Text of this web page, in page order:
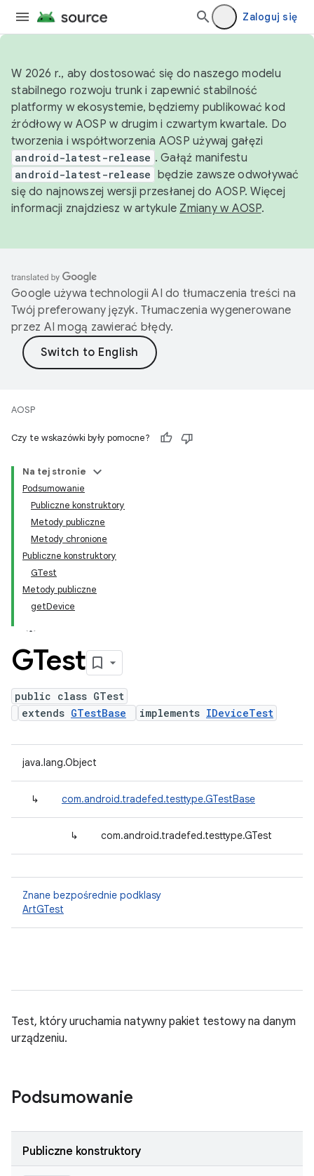
Zaloguj się
W 2026 r., aby dostosować się do naszego modelu
stabilnego rozwoju trunk i zapewnić stabilność
platformy w ekosystemie, będziemy publikować kod
źródłowy w AOSP w drugim i czwartym kwartale. Do
tworzenia i współtworzenia AOSP używaj gałęzi
android-latest-release . Gałąź manifestu
android-latest-release będzie zawsze odwoływać
się do najnowszej wersji przesłanej do AOSP. Więcej
informacji znajdziesz w artykule Zmiany w AOSP.
Google używa technologii AI do tłumaczenia treści na
Twój preferowany język. Tłumaczenia wygenerowane
przez AI mogą zawierać błędy.
AOSP
Czy te wskazówki były pomocne?
Na tej stronie
Podsumowanie
Publiczne konstruktory
Metody publiczne
Metody chronione
Publiczne konstruktory
GTest
Metody publiczne
getDevice
GTest
public class GTest
extends GTestBase implements IDeviceTest
java.lang.Object
↳ com.android.tradefed.testtype.GTestBase
↳ com.android.tradefed.testtype.GTest
Znane bezpośrednie podklasy
ArtGTest
Test, który uruchamia natywny pakiet testowy na danym
urządzeniu.
Podsumowanie
Publiczne konstruktory